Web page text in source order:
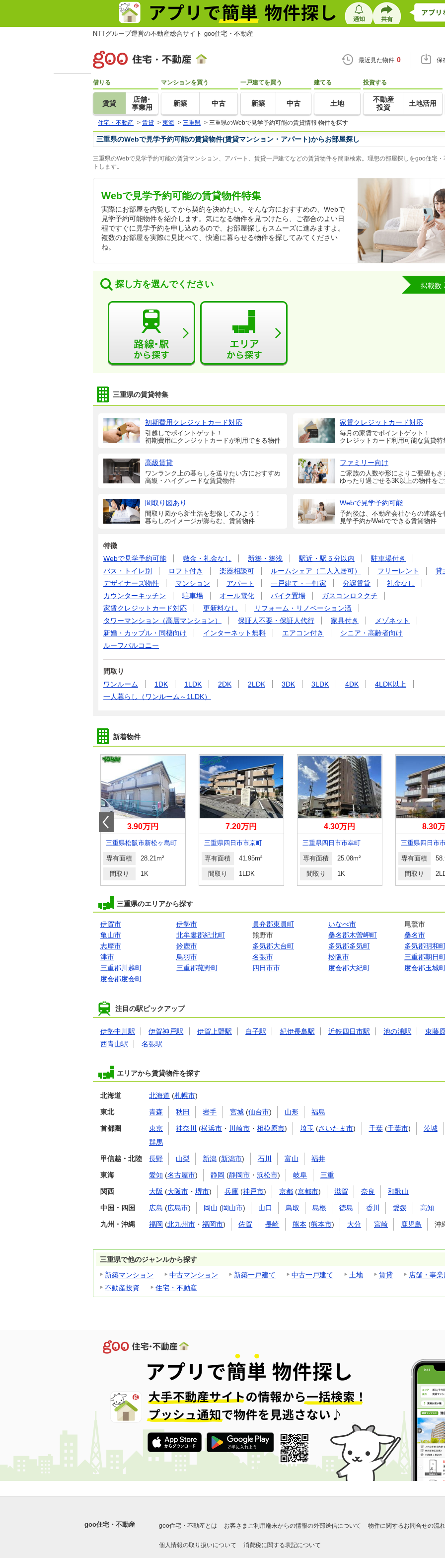
NTTグループ運営の不動産総合サイト goo住宅・不動産
最近見た物件 0 保
借りる
賃貸
店舗･
事業用
マンションを買う
新築 中古
一戸建てを買う
新築 中古
建てる
土地
投資する
不動産
投資
土地活用
住宅・不動産 > 賃貸 > 東海 > 三重県 > 三重県のWebで見学予約可能の賃貸情報 物件を探す
三重県のWebで見学予約可能の賃貸物件(賃貸マンション・アパート)からお部屋探し
三重県のWebで見学予約可能の賃貸マンション、アパート、賃貸一戸建てなどの賃貸物件を簡単検索。理想の部屋探しをgoo住宅・
トします。
Webで見学予約可能の賃貸物件特集
実際にお部屋を内覧してから契約を決めたい。そんな方におすすめの、Webで
見学予約可能物件を紹介します。気になる物件を見つけたら、ご都合のよい日
程ですぐに見学予約を申し込めるので、お部屋探しもスムーズに進みますよ。
複数のお部屋を実際に見比べて、快適に暮らせる物件を探してみてください
ね。
探し方を選んでください 掲載数
三重県の賃貸特集
初期費用クレジットカード対応
引越しでポイントゲット！
初期費用にクレジットカードが利用できる物件
家賃クレジットカード対応
毎月の家賃でポイントゲット！
クレジットカード利用可能な賃貸特
高級賃貸
ワンランク上の暮らしを送りたい方におすすめ
高級・ハイグレードな賃貸物件
ファミリー向け
ご家族の人数や形によりご要望もさ
ゆったり過ごせる3K以上の物件をご
間取り図あり
間取り図から新生活を想像してみよう！
暮らしのイメージが膨らむ、賃貸物件
Webで見学予約可能
予約後は、不動産会社からの連絡を
見学予約がWebでできる賃貸物件
特徴
Webで見学予約可能
敷金・礼金なし 新築・築浅 駅近・駅５分以内
駐車場付き
バス・トイレ別
ロフト付き 楽器相談可 ルームシェア（二人入居可） フリーレント
貸
デザイナーズ物件
マンション アパート 一戸建て・一軒家 分譲賃貸
礼金なし
カウンターキッチン
駐車場 オール電化 バイク置場
ガスコンロ２クチ
家賃クレジットカード対応
更新料なし
リフォーム・リノベーション済
タワーマンション（高層マンション）
保証人不要・保証人代行 家具付き
メゾネット
新婚・カップル・同棲向け
インターネット無料 エアコン付き
シニア・高齢者向け
ルーフバルコニー
間取り
ワンルーム
1DK 1LDK 2DK 2LDK 3DK 3LDK 4DK
4LDK以上
一人暮らし（ワンルーム～1LDK）
新着物件
3.90万円
三重県松阪市新松ヶ島町
専有面積 28.21m²
間取り 1K
7.20万円
三重県四日市市京町
専有面積 41.95m²
間取り 1LDK
4.30万円
三重県四日市市幸町
専有面積 25.08m²
間取り 1K
8.30
三重県四日市
専有面積
間取り
三重県のエリアから探す
伊賀市 伊勢市 員弁郡東員町 いなべ市
尾鷲市
亀山市
北牟婁郡紀北町 熊野市 桑名郡木曽岬町
桑名市
志摩市
鈴鹿市 多気郡大台町 多気郡多気町
多気郡明和
津市
鳥羽市 名張市 松阪市
三重郡朝日
三重郡川越町
三重郡菰野町 四日市市 度会郡大紀町
度会郡玉城
度会郡度会町
注目の駅ピックアップ
伊勢中川駅 伊賀神戸駅 伊賀上野駅 白子駅 紀伊長島駅 近鉄四日市駅 池の浦駅
東藤
西青山駅
名張駅
エリアから賃貸物件を探す
北海道 北海道 (札幌市)
東北 青森 秋田 岩手 宮城(仙台市) 山形 福島
首都圏 東京 神奈川 (横浜市 ・ 川崎市 ・相模原市) 埼玉 (さいたま市) 千葉(千葉市) 茨城
群馬
甲信越・北陸 長野 山梨 新潟 (新潟市) 石川 富山 福井
東海 愛知 (名古屋市) 静岡 (静岡市 ・浜松市) 岐阜 三重
関西 大阪 (大阪市 ・ 堺市) 兵庫 (神戸市) 京都 (京都市) 滋賀 奈良 和歌山
中国・四国 広島 (広島市) 岡山 (岡山市) 山口 鳥取 島根 徳島 香川 愛媛 高知
九州・沖縄 福岡 (北九州市 ・ 福岡市) 佐賀 長崎 熊本 (熊本市) 大分 宮崎 鹿児島 沖
三重県で他のジャンルから探す
新築マンション
中古マンション 新築一戸建て 中古一戸建て 土地 賃貸
店舗・事業
不動産投資
住宅・不動産
goo住宅・不動産 goo住宅・不動産とは お客さまご利用端末からの情報の外部送信について 物件に関するお問合せの流れ
個人情報の取り扱いについて 消費税に関する表記について